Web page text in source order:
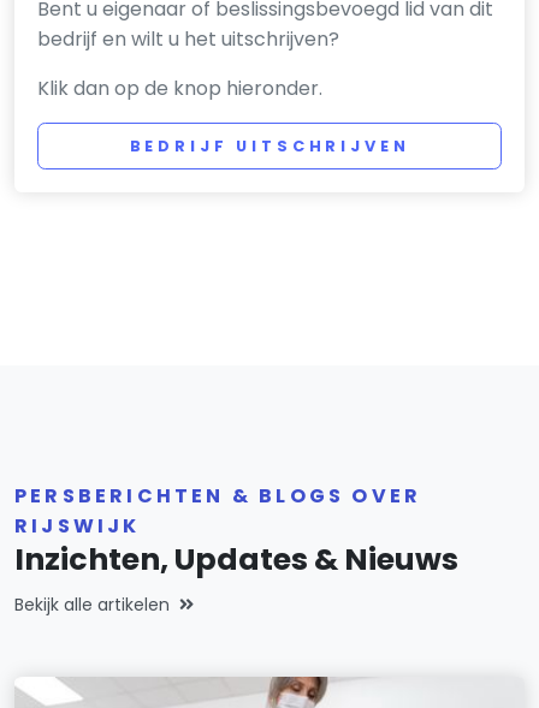
Bent u eigenaar of beslissingsbevoegd lid van dit
bedrijf en wilt u het uitschrijven?
Klik dan op de knop hieronder.
BEDRIJF UITSCHRIJVEN
PERSBERICHTEN & BLOGS OVER
RIJSWIJK
Inzichten, Updates & Nieuws
Bekijk alle artikelen